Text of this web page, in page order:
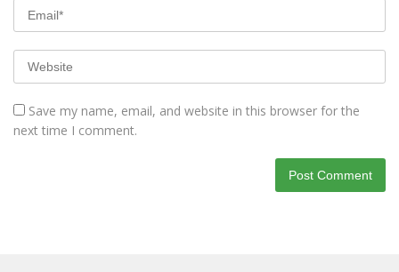
Save my name, email, and website in this browser for the
next time I comment.